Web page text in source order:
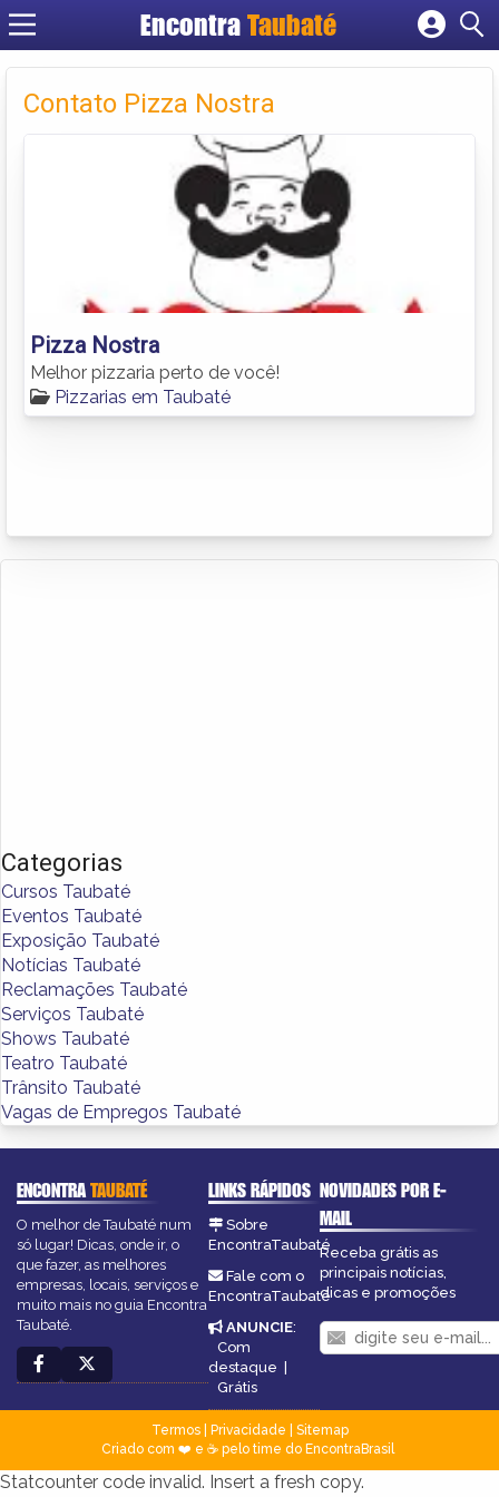
EncontraTaubaté
Cadastrar empresa
Criar conta
Contato Pizza Nostra
Pizza Nostra
Melhor pizzaria perto de você!
Pizzarias em Taubaté
Categorias
Cursos Taubaté
Eventos Taubaté
Exposição Taubaté
Notícias Taubaté
Reclamações Taubaté
Serviços Taubaté
Shows Taubaté
Teatro Taubaté
Trânsito Taubaté
Vagas de Empregos Taubaté
ENCONTRATAUBATÉ
O melhor de Taubaté num
só lugar! Dicas, onde ir, o
que fazer, as melhores
empresas, locais, serviços e
muito mais no guia Encontra
Taubaté.
LINKS RÁPIDOS
Sobre
EncontraTaubaté
Fale com o
EncontraTaubaté
ANUNCIE:
Com
destaque |
Grátis
NOVIDADES POR E-
MAIL
Receba grátis as
principais notícias,
dicas e promoções
Termos| Privacidade
Sitemap
Criado com ❤️ e ☕ pelo time do EncontraBrasil
Statcounter code invalid. Insert a fresh copy.